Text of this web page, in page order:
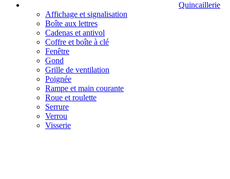
Quincaillerie
Affichage et signalisation
Boîte aux lettres
Cadenas et antivol
Coffre et boîte à clé
Fenêtre
Gond
Grille de ventilation
Poignée
Rampe et main courante
Roue et roulette
Serrure
Verrou
Visserie